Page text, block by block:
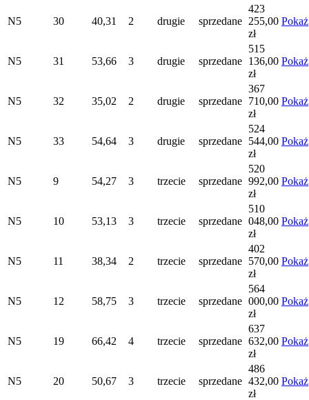
N5 30 40,31 2 drugie sprzedane
423
255,00
zł
Pokaż
N5 31 53,66 3 drugie sprzedane
515
136,00
zł
Pokaż
N5 32 35,02 2 drugie sprzedane
367
710,00
zł
Pokaż
N5 33 54,64 3 drugie sprzedane
524
544,00
zł
Pokaż
N5 9 54,27 3 trzecie sprzedane
520
992,00
zł
Pokaż
N5 10 53,13 3 trzecie sprzedane
510
048,00
zł
Pokaż
N5 11 38,34 2 trzecie sprzedane
402
570,00
zł
Pokaż
N5 12 58,75 3 trzecie sprzedane
564
000,00
zł
Pokaż
N5 19 66,42 4 trzecie sprzedane
637
632,00
zł
Pokaż
N5 20 50,67 3 trzecie sprzedane
486
432,00
zł
Pokaż